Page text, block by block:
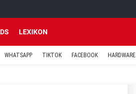
LEXIKON
WHATSAPP TIKTOK FACEBOOK HARDWARE